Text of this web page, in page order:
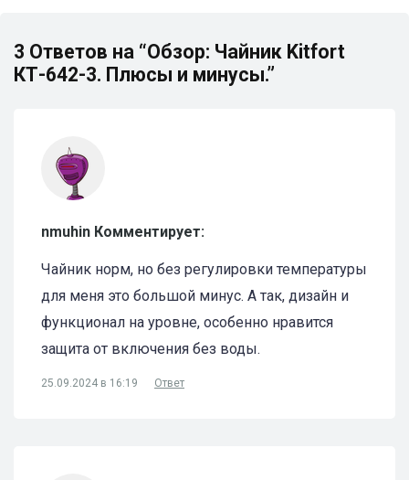
3 Ответов на “Обзор: Чайник Kitfort
КТ-642-3. Плюсы и минусы.”
nmuhin Комментирует:
Чайник норм, но без регулировки температуры
для меня это большой минус. А так, дизайн и
функционал на уровне, особенно нравится
защита от включения без воды.
25.09.2024 в 16:19 Ответ